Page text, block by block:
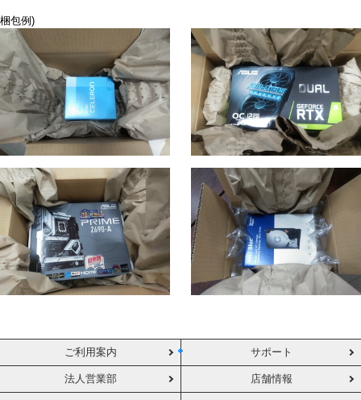
梱包例)
ご利用案内 サポート
法人営業部 店舗情報